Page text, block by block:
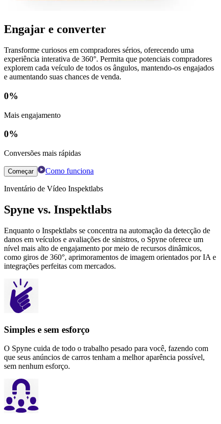
Engajar e converter
Transforme curiosos em compradores sérios, oferecendo uma
experiência interativa de 360°. Permita que potenciais compradores
explorem cada veículo de todos os ângulos, mantendo-os engajados
e aumentando suas chances de venda.
0%
Mais engajamento
0%
Conversões mais rápidas
Começar Como funciona
Inventário de Vídeo Inspektlabs
Spyne vs. Inspektlabs
Enquanto o Inspektlabs se concentra na automação da detecção de
danos em veículos e avaliações de sinistros, o Spyne oferece um
nível mais alto de engajamento por meio de recursos dinâmicos,
como giros de 360°, aprimoramentos de imagem orientados por IA e
integrações perfeitas com mercados.
Simples e sem esforço
O Spyne cuida de todo o trabalho pesado para você, fazendo com
que seus anúncios de carros tenham a melhor aparência possível,
sem nenhum esforço.